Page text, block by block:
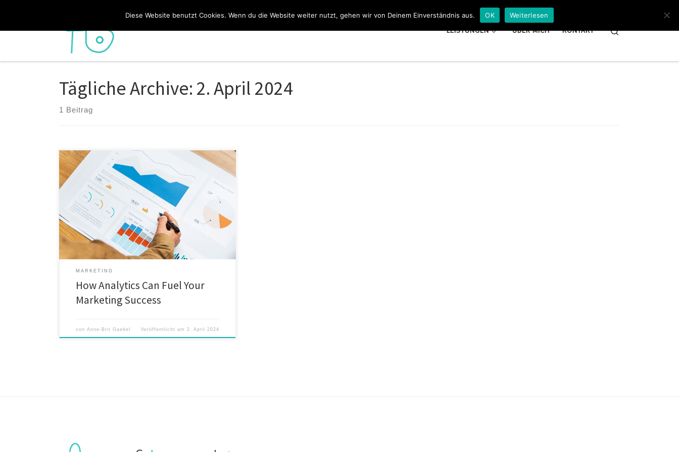
LEISTUNGEN ÜBER MICH KONTAKT Search
Tägliche Archive: 2. April 2024
1 Beitrag
In today’s data-driven world, marketing success hinges
on one crucial element: insights. But where do these
insights come from? Enter the power of marketing
analytics. By transforming raw data into actionable
intelligence, analytics equips marketers to make
informed decisions, optimize campaigns, and
ultimately, achieve marketing goals with laser focus.
Get […]
MARKETING
How Analytics Can Fuel Your
Marketing Success
vonAnne-Brit Gaebel Veröffentlicht am 2. April 2024
Diese Website benutzt Cookies. Wenn du die Website weiter nutzt, gehen wir von Deinem Einverständnis aus. OK Weiterlesen